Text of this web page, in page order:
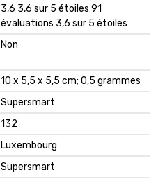
3,6 3,6 sur 5 étoiles 91
évaluations 3,6 sur 5 étoiles
Non
10 x 5,5 x 5,5 cm; 0,5 grammes
Supersmart
132
Luxembourg
Supersmart